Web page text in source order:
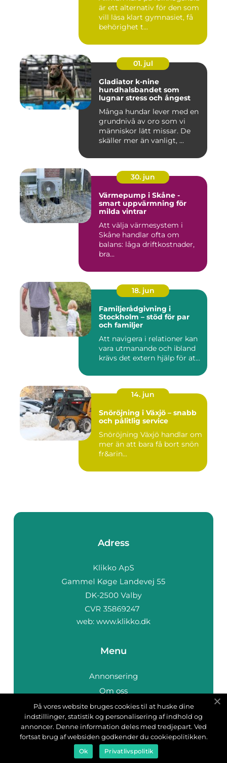
är ett alternativ för den som
vill läsa klart gymnasiet, få
behörighet t...
01. jul
Gladiator k-nine
hundhalsbandet som
lugnar stress och ångest
Många hundar lever med en
grundnivå av oro som vi
människor lätt missar. De
skäller mer än vanligt, ...
30. jun
Värmepump i Skåne -
smart uppvärmning för
milda vintrar
Att välja värmesystem i
Skåne handlar ofta om
balans: låga driftkostnader,
bra...
18. jun
Familjerådgivning i
Stockholm – stöd för par
och familjer
Att navigera i relationer kan
vara utmanande och ibland
krävs det extern hjälp för at...
14. jun
Snöröjning i Växjö – snabb
och pålitlig service
Snöröjning Växjö handlar om
mer än att bara få bort snön
fr&arin...
Adress
web: www.klikko.dk
Menu
Annonsering
Om oss
Cookies
Kontakta oss
Sitemap
På vores website bruges cookies til at huske dine
indstillinger, statistik og personalisering af indhold og
annoncer. Denne information deles med tredjepart. Ved
fortsat brug af websiden godkender du cookiepolitikken.
Ok Privatlivspolitik